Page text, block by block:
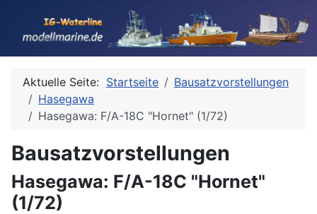
Aktuelle Seite: Startseite
Bausatzvorstellungen
Hasegawa
Hasegawa: F/A-18C "Hornet" (1/72)
Bausatzvorstellungen
Hasegawa: F/A-18C "Hornet"
(1/72)